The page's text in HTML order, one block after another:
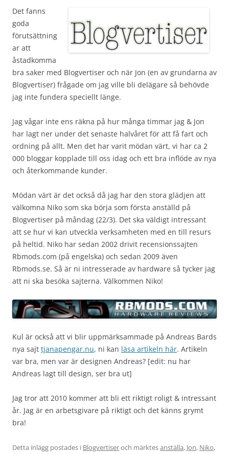
Det fanns
goda
förutsättning
ar att
åstadkomma
bra saker med Blogvertiser och när Jon (en av grundarna av
Blogvertiser) frågade om jag ville bli delägare så behövde
jag inte fundera speciellt länge.
Jag vågar inte ens räkna på hur många timmar jag & Jon
har lagt ner under det senaste halvåret för att få fart och
ordning på allt. Men det har varit mödan värt, vi har ca 2
000 bloggar kopplade till oss idag och ett bra inflöde av nya
och återkommande kunder.
Mödan värt är det också då jag har den stora glädjen att
välkomna Niko som ska börja som första anställd på
Blogvertiser på måndag (22/3). Det ska väldigt intressant
att se hur vi kan utveckla verksamheten med en till resurs
på heltid. Niko har sedan 2002 drivit recensionssajten
Rbmods.com (på engelska) och sedan 2009 även
Rbmods.se. Så är ni intresserade av hardware så tycker jag
att ni ska besöka sajterna. Välkommen Niko!
Kul är också att vi blir uppmärksammade på Andreas Bards
nya sajt tjanapengar.nu, ni kan läsa artikeln här. Artikeln
var bra, men var är designen Andreas? [edit: nu har
Andreas lagt till design, ser bra ut]
Jag tror att 2010 kommer att bli ett riktigt roligt & intressant
år. Jag är en arbetsgivare på riktigt och det känns grymt
bra!
Detta inlägg postades i Blogvertiseroch märktesanställa, Jon, Niko,